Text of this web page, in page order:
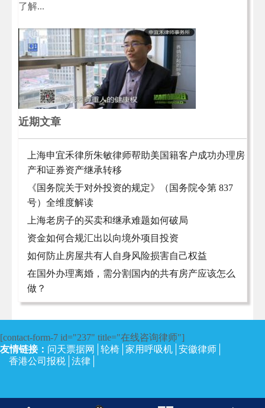
了解...
近期文章
上海申宜禾律所朱敏律师帮助美国籍客户成功办理房
产和证券资产继承转移
《国务院关于对外投资的规定》（国务院令第 837
号）全维度解读
上海老房子的买卖和继承难题如何破局
资金如何合规汇出以向境外项目投资
如何防止房屋共有人自身风险损害自己权益
在国外办理离婚，需分割国内的共有房产应该怎么
做？
[contact-form-7 id="237" title="在线咨询律师"]
友情链接： 问天票据网 轮椅 家用呼吸机 安徽律师
香港公司报税 法律